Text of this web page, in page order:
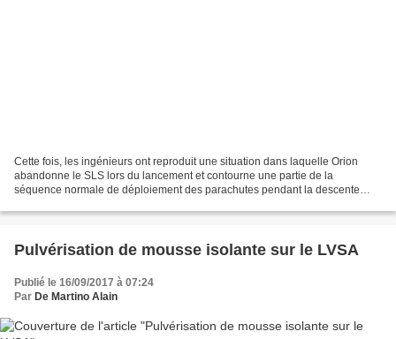
Cette fois, les ingénieurs ont reproduit une situation dans laquelle Orion
abandonne le SLS lors du lancement et contourne une partie de la
séquence normale de déploiement des parachutes pendant la descente
Pulvérisation de mousse isolante sur le LVSA
Publié le 16/09/2017 à 07:24
Par De Martino Alain